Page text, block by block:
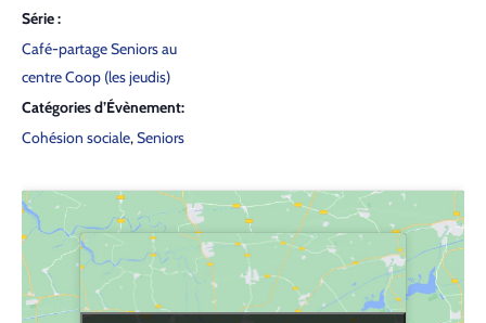
Série :
Café-partage Seniors au
centre Coop (les jeudis)
Catégories d’Évènement:
Cohésion sociale,Seniors